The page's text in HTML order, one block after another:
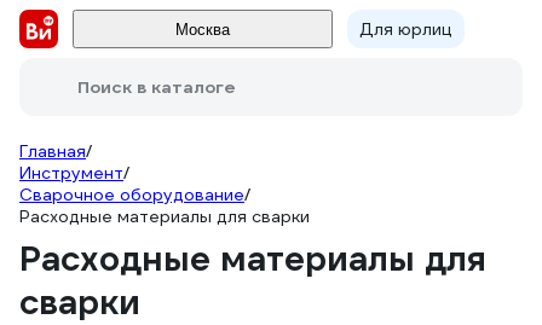
Москва Для юрлиц
Поиск в каталоге
Главная/
Инструмент/
Сварочное оборудование/
Расходные материалы для сварки
Расходные материалы для
сварки